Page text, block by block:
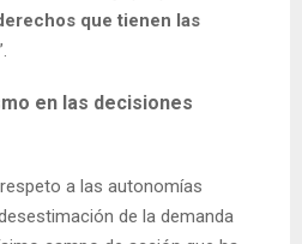
que tienen las
en las decisiones
a las autonomías
de la demanda